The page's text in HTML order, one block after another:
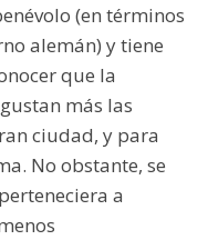
(en términos
alemán) y tiene
que la
más las
ciudad, y para
No obstante, se
a